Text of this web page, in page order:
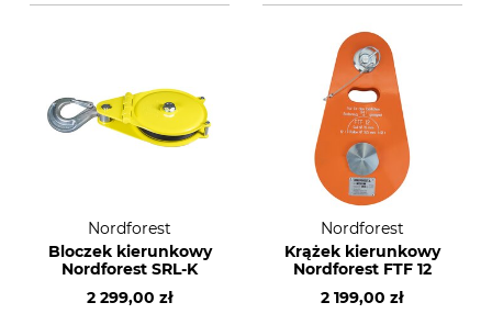
Nordforest
Bloczek kierunkowy
Nordforest SRL-K
2 299,00 zł
Nordforest
Krążek kierunkowy
Nordforest FTF 12
2 199,00 zł